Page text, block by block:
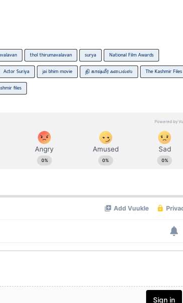
thol thirumavalavan surya National Film Awards
Actor Suriya jai bhim movie தி காஷ்மீர் ஃபைல்ஸ் The Kashmir Files
files